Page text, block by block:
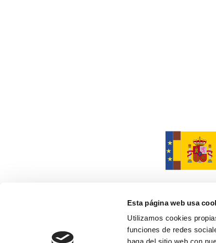
Esta página web usa
Utilizamos cookies
funciones de redes
Financiado por la Unión